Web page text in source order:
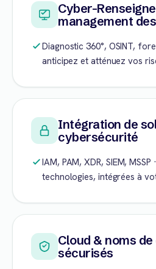
Cyber-
management
Diagnostic 360°, OSINT,
anticipez et atténuez vos
Intégration de
cybersécurité
IAM, PAM, XDR, SIEM,
technologies, intégrées à
Cloud & noms
sécurisés